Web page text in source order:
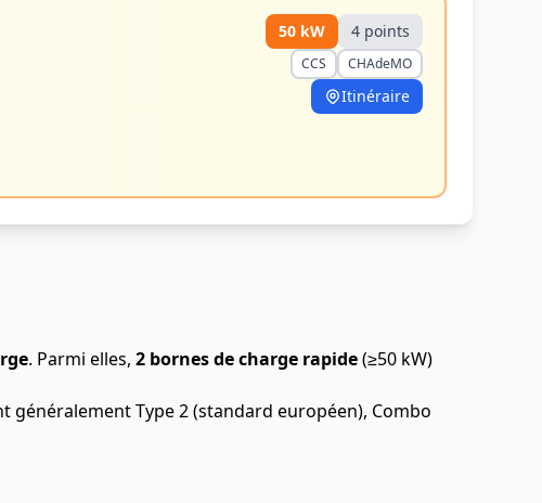
50 kW 4 points
CCS CHAdeMO
Itinéraire
. Parmi elles, 2 bornes de charge rapide(≥50 kW)
généralement Type 2 (standard européen), Combo